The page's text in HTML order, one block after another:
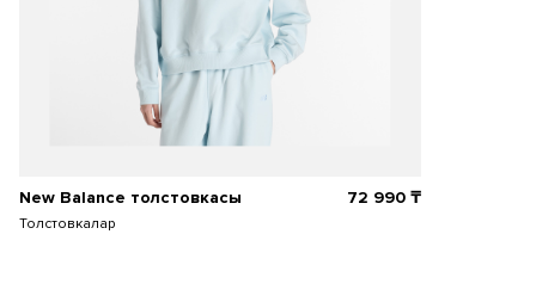
New Balance толстовкасы
Толстовкалар
72 990₸